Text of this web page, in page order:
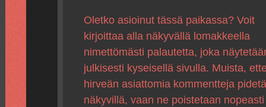
Oletko asioinut tässä paikassa? Voit
kirjoittaa alla näkyvällä lomakkeella
nimettömästi palautetta, joka
julkisesti kyseisellä sivulla. Muista,
hirveän asiattomia kommentteja pidetä
näkyvillä, vaan ne poistetaan